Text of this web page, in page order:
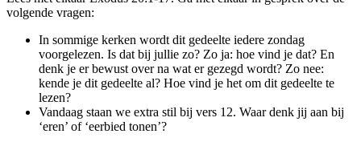
volgende vragen:
In sommige kerken wordt dit gedeelte iedere zondag
voorgelezen. Is dat bij jullie zo? Zo ja: hoe vind je dat? En
denk je er bewust over na wat er gezegd wordt? Zo nee:
kende je dit gedeelte al? Hoe vind je het om dit gedeelte te
lezen?
Vandaag staan we extra stil bij vers 12. Waar denk jij aan bij
‘eren’ of ‘eerbied tonen’?